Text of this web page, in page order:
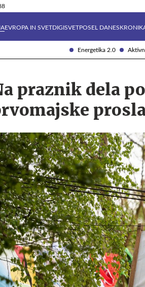
Energetika 2.0
EVROPA IN SVETDIGISVETPOSEL DANES
praznik dela